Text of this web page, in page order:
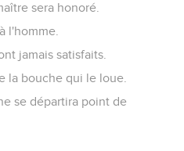
sera honoré.
l'homme.
jamais satisfaits.
la bouche qui le loue.
se départira point de